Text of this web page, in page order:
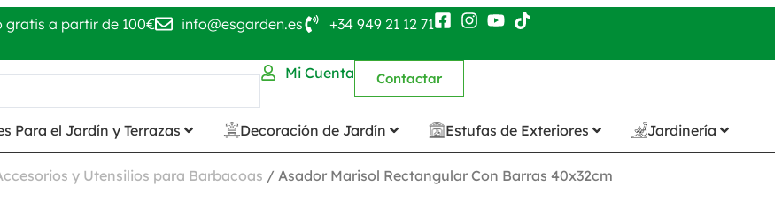
gratis a partir de 100€ info@esgarden.es +34 949 21 12 71
Mi Cuenta Contactar
Para el Jardín y Terrazas Decoración de Jardín Estufas de Exteriores Jardinería
y Utensilios para Barbacoas / Asador Marisol Rectangular Con Barras 40x32cm